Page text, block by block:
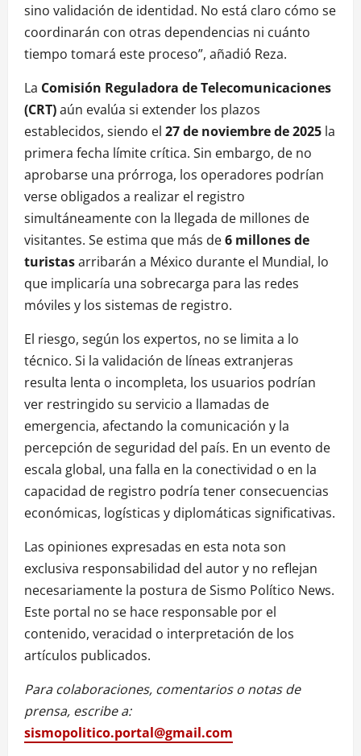
sino validación de identidad. No está claro cómo se
coordinarán con otras dependencias ni cuánto
tiempo tomará este proceso”, añadió Reza.
La Comisión Reguladora de Telecomunicaciones
(CRT)aún evalúa si extender los plazos
establecidos, siendo el 27 de noviembre de 2025 la
primera fecha límite crítica. Sin embargo, de no
aprobarse una prórroga, los operadores podrían
verse obligados a realizar el registro
simultáneamente con la llegada de millones de
visitantes. Se estima que más de6 millones de
turistasarribarán a México durante el Mundial, lo
que implicaría una sobrecarga para las redes
móviles y los sistemas de registro.
El riesgo, según los expertos, no se limita a lo
técnico. Si la validación de líneas extranjeras
resulta lenta o incompleta, los usuarios podrían
ver restringido su servicio a llamadas de
emergencia, afectando la comunicación y la
percepción de seguridad del país. En un evento de
escala global, una falla en la conectividad o en la
capacidad de registro podría tener consecuencias
económicas, logísticas y diplomáticas significativas.
Las opiniones expresadas en esta nota son
exclusiva responsabilidad del autor y no reflejan
necesariamente la postura de Sismo Político News.
Este portal no se hace responsable por el
contenido, veracidad o interpretación de los
artículos publicados.
Para colaboraciones, comentarios o notas de
prensa, escribe a:
sismopolitico.portal@gmail.com